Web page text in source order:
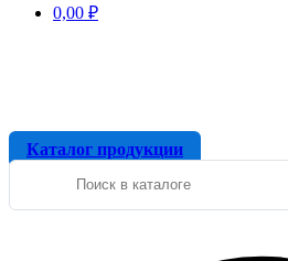
0,00 ₽
Каталог продукции